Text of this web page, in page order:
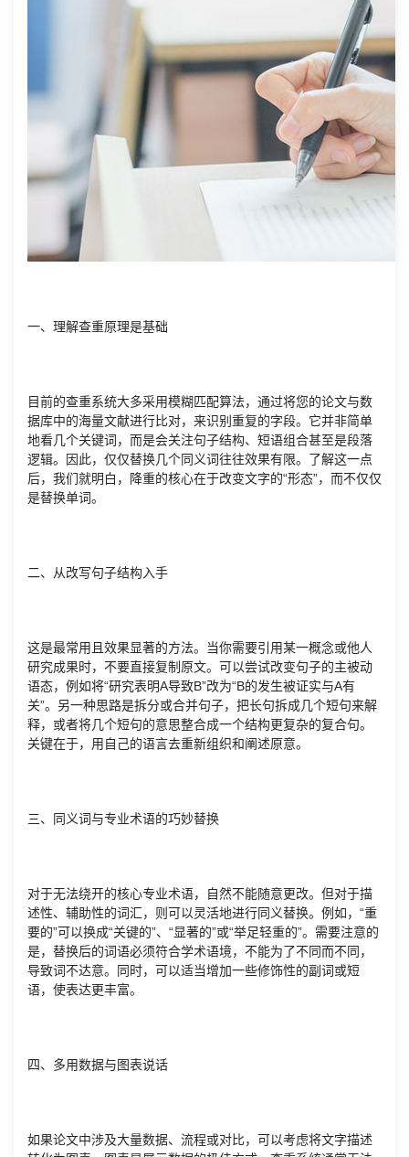
一、理解查重原理是基础
目前的查重系统大多采用模糊匹配算法，通过将您的论文与数
据库中的海量文献进行比对，来识别重复的字段。它并非简单
地看几个关键词，而是会关注句子结构、短语组合甚至是段落
逻辑。因此，仅仅替换几个同义词往往效果有限。了解这一点
后，我们就明白，降重的核心在于改变文字的“形态”，而不仅仅
是替换单词。
二、从改写句子结构入手
这是最常用且效果显著的方法。当你需要引用某一概念或他人
研究成果时，不要直接复制原文。可以尝试改变句子的主被动
语态，例如将“研究表明A导致B”改为“B的发生被证实与A有
关”。另一种思路是拆分或合并句子，把长句拆成几个短句来解
释，或者将几个短句的意思整合成一个结构更复杂的复合句。
关键在于，用自己的语言去重新组织和阐述原意。
三、同义词与专业术语的巧妙替换
对于无法绕开的核心专业术语，自然不能随意更改。但对于描
述性、辅助性的词汇，则可以灵活地进行同义替换。例如，“重
要的”可以换成“关键的”、“显著的”或“举足轻重的”。需要注意的
是，替换后的词语必须符合学术语境，不能为了不同而不同，
导致词不达意。同时，可以适当增加一些修饰性的副词或短
语，使表达更丰富。
四、多用数据与图表说话
如果论文中涉及大量数据、流程或对比，可以考虑将文字描述